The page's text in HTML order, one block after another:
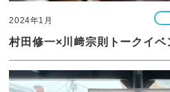
2024年1月
村田修一×川﨑宗則トークイベ